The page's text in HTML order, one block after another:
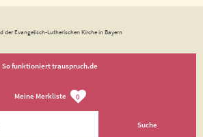
der Evangelisch-Lutherischen Kirche in Bayern
So funktioniert trauspruch.de
Meine Merkliste 0